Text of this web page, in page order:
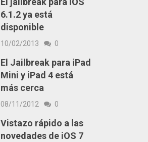
6.1.2 ya está
disponible
10/02/2013 0
El Jailbreak para iPad
Mini y iPad 4 está
más cerca
08/11/2012 0
Vistazo rápido a las
novedades de iOS 7